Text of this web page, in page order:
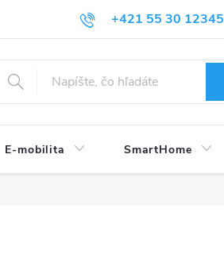
+421 55 30 12345
E-mobilita SmartHome